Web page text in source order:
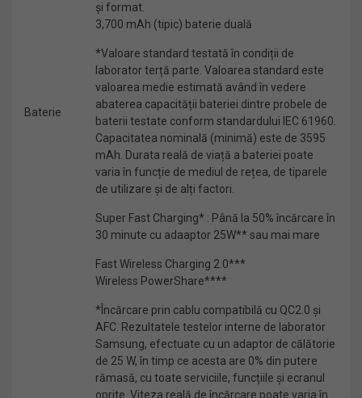
și format.
Baterie
3,700 mAh (tipic) baterie duală
*Valoare standard testată în condiții de
laborator terță parte. Valoarea standard este
valoarea medie estimată având în vedere
abaterea capacității bateriei dintre probele de
baterii testate conform standardului IEC 61960.
Capacitatea nominală (minimă) este de 3595
mAh. Durata reală de viață a bateriei poate
varia în funcție de mediul de rețea, de tiparele
de utilizare și de alți factori.
Super Fast Charging* : Până la 50% încărcare în
30 minute cu adaaptor 25W** sau mai mare
Fast Wireless Charging 2.0***
Wireless PowerShare****
*Încărcare prin cablu compatibilă cu QC2.0 și
AFC. Rezultatele testelor interne de laborator
Samsung, efectuate cu un adaptor de călătorie
de 25 W, în timp ce acesta are 0% din putere
rămasă, cu toate serviciile, funcțiile și ecranul
oprite. Viteza reală de încărcare poate varia în